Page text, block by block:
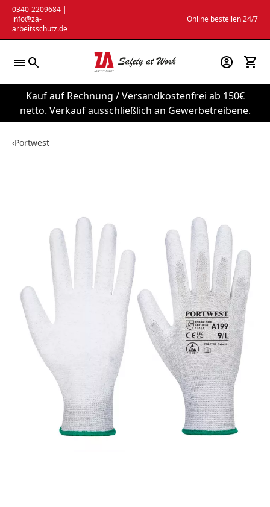
Zum
Inhalt
springen
0340-2209684 |
info@za-
arbeitsschutz.de
Online bestellen 24/7
Kauf auf Rechnung / Versandkostenfrei ab 150€
netto. Verkauf ausschließlich an Gewerbetreibene.
‹Portwest